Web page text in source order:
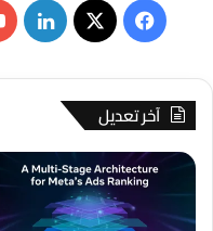
فيسبوك
‫X
آخر تعديل